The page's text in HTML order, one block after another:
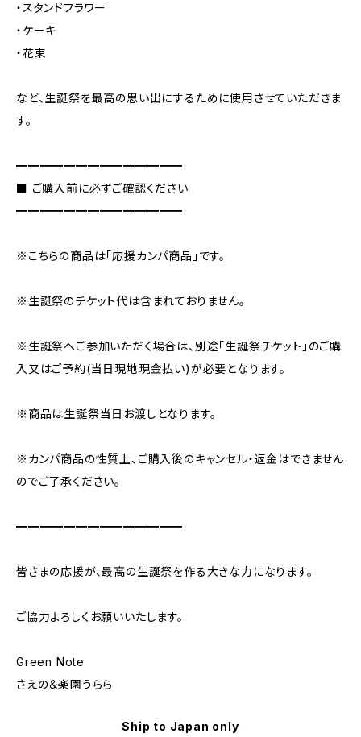
・スタンドフラワー
・ケーキ
・花束
など、生誕祭を最高の思い出にするために使用させていただきま
す。
━━━━━━━━━━━━━━
■ ご購入前に必ずご確認ください
━━━━━━━━━━━━━━
※こちらの商品は「応援カンパ商品」です。
※生誕祭のチケット代は含まれておりません。
※生誕祭へご参加いただく場合は、別途「生誕祭チケット」のご購
入又はご予約(当日現地現金払い)が必要となります。
※商品は生誕祭当日お渡しとなります。
※カンパ商品の性質上、ご購入後のキャンセル・返金はできません
のでご了承ください。
━━━━━━━━━━━━━━
皆さまの応援が、最高の生誕祭を作る大きな力になります。
ご協力よろしくお願いいたします。
Green Note
さえの＆楽園うらら
Ship to Japan only